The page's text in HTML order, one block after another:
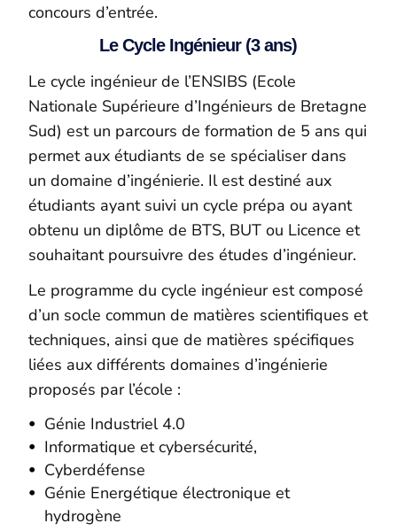
concours d’entrée.
Le Cycle Ingénieur (3 ans)
Le cycle ingénieur de l’ENSIBS (Ecole
Nationale Supérieure d’Ingénieurs de Bretagne
Sud) est un parcours de formation de 5 ans qui
permet aux étudiants de se spécialiser dans
un domaine d’ingénierie. Il est destiné aux
étudiants ayant suivi un cycle prépa ou ayant
obtenu un diplôme de BTS, BUT ou Licence et
souhaitant poursuivre des études d’ingénieur.
Le programme du cycle ingénieur est composé
d’un socle commun de matières scientifiques et
techniques, ainsi que de matières spécifiques
liées aux différents domaines d’ingénierie
proposés par l’école :
Génie Industriel 4.0
Informatique et cybersécurité,
Cyberdéfense
Génie Energétique électronique et
hydrogène